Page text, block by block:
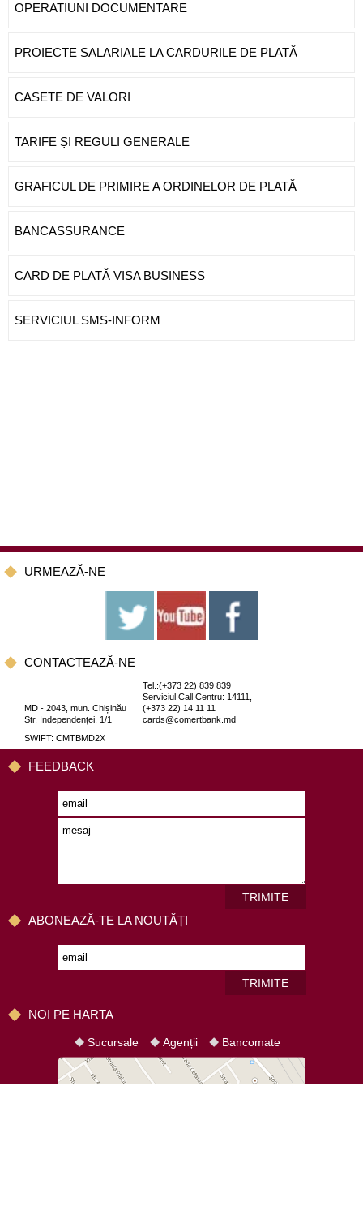
OPERATIUNI DOCUMENTARE
PROIECTE SALARIALE LA CARDURILE DE PLATĂ
CASETE DE VALORI
TARIFE ȘI REGULI GENERALE
GRAFICUL DE PRIMIRE A ORDINELOR DE PLATĂ
BANCASSURANCE
CARD DE PLATĂ VISA BUSINESS
SERVICIUL SMS-INFORM
URMEAZĂ-NE
CONTACTEAZĂ-NE
MD - 2043, mun. Chișinău
Str. Independenței, 1/1
Tel.:(+373 22) 839 839
Serviciul Call Centru: 14111,
(+373 22) 14 11 11
cards@comertbank.md
SWIFT: CMTBMD2X
FEEDBACK
TRIMITE
ABONEAZĂ-TE LA NOUTĂȚI
TRIMITE
NOI PE HARTA
Sucursale Agenții Bancomate